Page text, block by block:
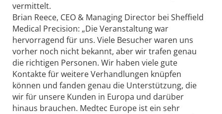
vermittelt.
Brian Reece, CEO & Managing Director bei Sheffield
Medical Precision: „Die Veranstaltung war
hervorragend für uns. Viele Besucher waren uns
vorher noch nicht bekannt, aber wir trafen genau
die richtigen Personen. Wir haben viele gute
Kontakte für weitere Verhandlungen knüpfen
können und fanden genau die Unterstützung, die
wir für unsere Kunden in Europa und darüber
hinaus brauchen. Medtec Europe ist ein sehr